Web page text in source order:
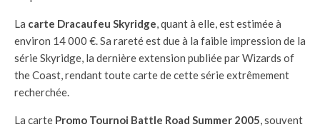
La carte Dracaufeu Skyridge, quant à elle, est estimée à
environ 14 000 €. Sa rareté est due à la faible impression de la
série Skyridge, la dernière extension publiée par Wizards of
the Coast, rendant toute carte de cette série extrêmement
recherchée.
La carte Promo Tournoi Battle Road Summer 2005, souvent